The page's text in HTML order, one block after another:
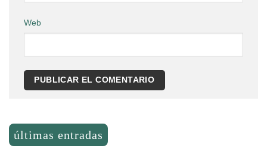
Web
últimas entradas